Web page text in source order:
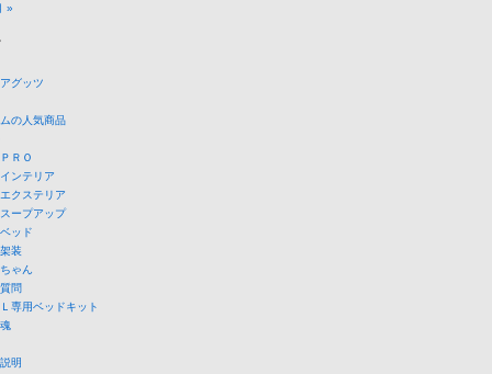
»
グッツ
の人気商品
ＲＯ
ンテリア
クステリア
ープアップ
ッド
装
ゃん
問
専用ベッドキット
明